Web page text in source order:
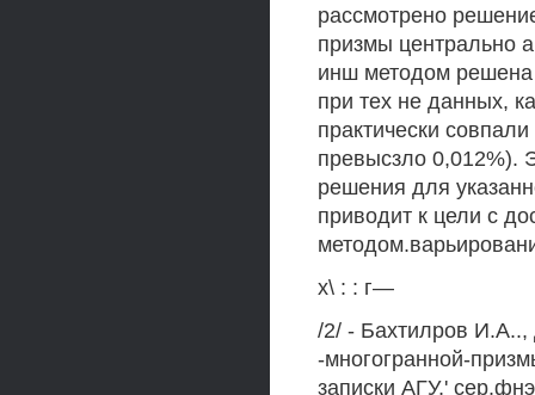
рассмотрено
призмы центрально
инш методом решена
при тех не данных,
практически
превысзло 0,012%).
решения для
приводит к цели с
х\ : : г—
/2/ - Бахтилров
-многогранной-
записки АГУ,'